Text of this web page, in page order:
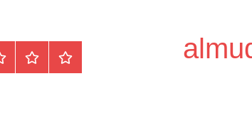
الرئيسية